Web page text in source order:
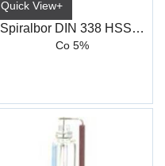
Quick View+
Spiralbor DIN 338 HSS-Co, Type N
Co 5%